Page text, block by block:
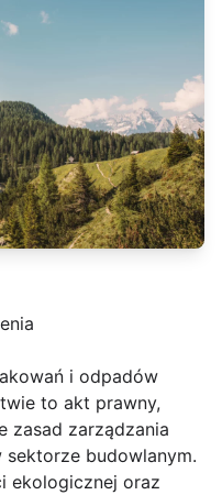
i odpadów
to akt prawny,
zasad zarządzania
budowlanym.
ekologicznej oraz